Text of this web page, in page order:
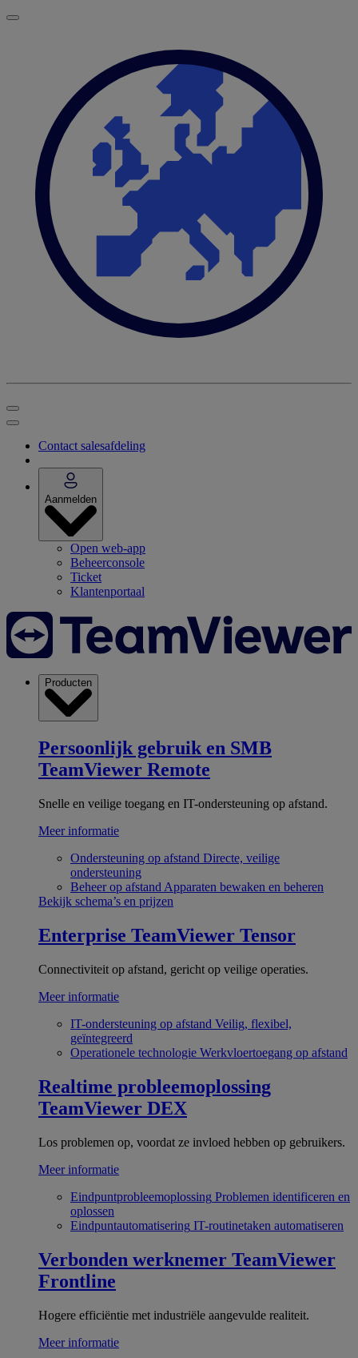
Contact salesafdeling
Aanmelden
Open web-app
Beheerconsole
Ticket
Klantenportaal
Producten
Persoonlijk gebruik en SMB
TeamViewer Remote
Snelle en veilige toegang en IT-ondersteuning op afstand.
Meer informatie
Ondersteuning op afstand Directe, veilige
ondersteuning
Beheer op afstand Apparaten bewaken en beheren
Bekijk schema’s en prijzen
Enterprise TeamViewer Tensor
Connectiviteit op afstand, gericht op veilige operaties.
Meer informatie
IT-ondersteuning op afstand Veilig, flexibel,
geïntegreerd
Operationele technologie Werkvloertoegang op afstand
Realtime probleemoplossing
TeamViewer DEX
Los problemen op, voordat ze invloed hebben op gebruikers.
Meer informatie
Eindpuntprobleemoplossing Problemen identificeren en
oplossen
Eindpuntautomatisering IT-routinetaken automatiseren
Verbonden werknemer TeamViewer
Frontline
Hogere efficiëntie met industriële aangevulde realiteit.
Meer informatie